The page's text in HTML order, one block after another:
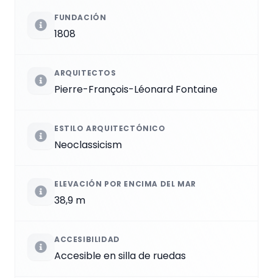
FUNDACIÓN
1808
ARQUITECTOS
Pierre-François-Léonard Fontaine
ESTILO ARQUITECTÓNICO
Neoclassicism
ELEVACIÓN POR ENCIMA DEL MAR
38,9 m
ACCESIBILIDAD
Accesible en silla de ruedas